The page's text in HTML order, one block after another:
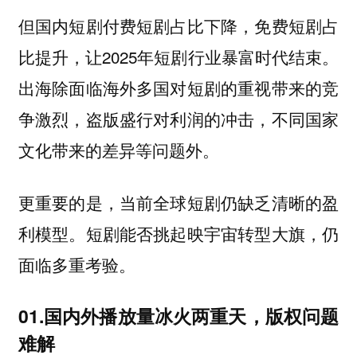
但国内短剧付费短剧占比下降，免费短剧占
比提升，让2025年短剧行业暴富时代结束。
出海除面临海外多国对短剧的重视带来的竞
争激烈，盗版盛行对利润的冲击，不同国家
文化带来的差异等问题外。
更重要的是，当前全球短剧仍缺乏清晰的盈
利模型。短剧能否挑起映宇宙转型大旗，仍
面临多重考验。
01.国内外播放量冰火两重天，版权问题
难解